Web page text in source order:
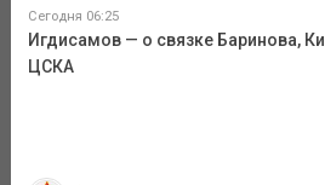
Сегодня 06:25
Игдисамов — о связке Баринова,
ЦСКА